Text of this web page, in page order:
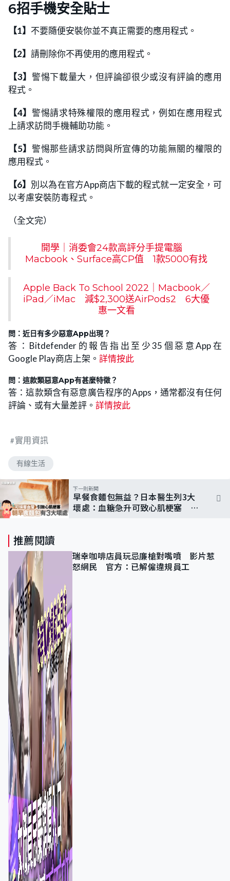
6招手機安全貼士
【1】 不要隨便安裝你並不真正需要的應用程式。
【2】 請刪除你不再使用的應用程式。
【3】 警惕下載量大，但評論卻很少或沒有評論的應用
程式。
【4】 警惕請求特殊權限的應用程式，例如在應用程式
上請求訪問手機輔助功能。
【5】 警惕那些請求訪問與所宣傳的功能無關的權限的
應用程式。
【6】 別以為在官方App商店下載的程式就一定安全，可
以考慮安裝防毒程式。
（全文完）
開學｜消委會24款高評分手提電腦
Macbook、Surface高CP值 1款5000有找
Apple Back To School 2022｜Macbook／
iPad／iMac 減$2,300送AirPods2 6大優
惠一文看
問：近日有多少惡意App出現？
答：Bitdefender的報告指出至少35個惡意App在
Google Play商店上架。 詳情按此
問：這款類惡意App有甚麼特徵？
答：這款類含有惡意廣告程序的Apps，通常都沒有任何
評論、或有大量差評。 詳情按此
實用資訊
有線生活
下一則新聞
早餐食麵包無益？日本醫生列3大
壞處：血糖急升可致心肌梗塞 一
推薦閱讀
瑞幸咖啡店員玩忌廉槍對嘴噴 影片惹
怒網民 官方：已解僱違規員工